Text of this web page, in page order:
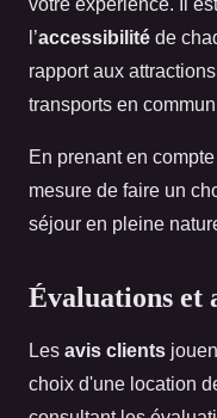
votre expérience. Il
l’accessibilité de
rapport aux
transports en
En prenant en
mesure de faire un
séjour en pleine
Évaluations et
Les avis clients
choix d'une location